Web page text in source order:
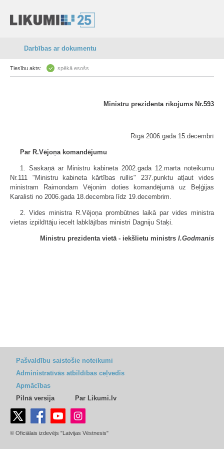
Darbības ar dokumentu
Tiesību akts: spēkā esošs
Ministru prezidenta rīkojums Nr.593
Rīgā 2006.gada 15.decembrī
Par R.Vējoņa komandējumu
1. Saskaņā ar Ministru kabineta 2002.gada 12.marta noteikumu
Nr.111 "Ministru kabineta kārtības rullis" 237.punktu atļaut vides
ministram Raimondam Vējonim doties komandējumā uz Beļģijas
Karalisti no 2006.gada 18.decembra līdz 19.decembrim.
2. Vides ministra R.Vējoņa prombūtnes laikā par vides ministra
vietas izpildītāju iecelt labklājības ministri Dagniju Staķi.
Ministru prezidenta vietā - iekšlietu ministrs I.Godmanis
Pašvaldību saistošie noteikumi
Administratīvās atbildības ceļvedis
Apmācības
Pilnā versija
Par Likumi.lv
© Oficiālais izdevējs "Latvijas Vēstnesis"